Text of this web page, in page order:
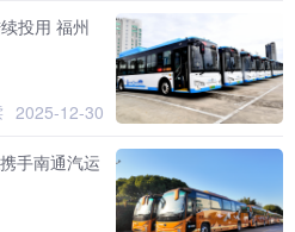
福州
2025-12-30
手南通汽运